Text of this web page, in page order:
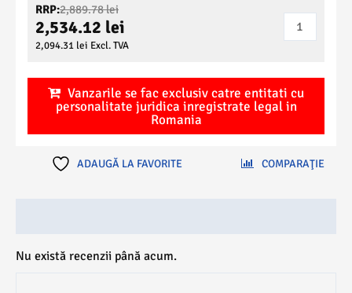
RRP:2,889.78leiPrețul
inițial
a
fost:
2,534.12 lei
Prețul
2,534.12 lei.
2,094.31 lei Excl. TVA
Cantitate
Ambreiaj
finisor
dublu
Vanzarile se fac exclusiv catre entitati cu
personalitate juridica inregistrate legal in
Romania
ADAUGĂ LA FAVORITE COMPARAŢIE
Nu există recenzii până acum.